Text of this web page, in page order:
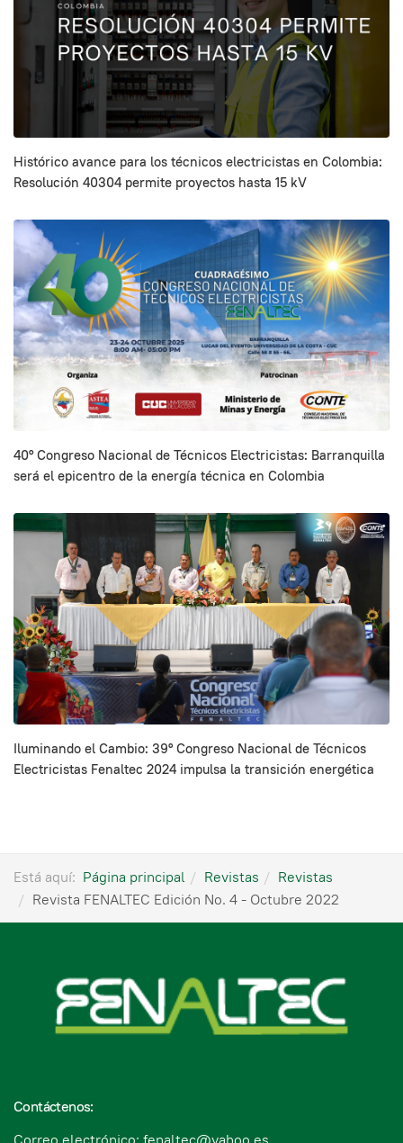
Histórico avance para los técnicos electricistas en Colombia:
Resolución 40304 permite proyectos hasta 15 kV
40° Congreso Nacional de Técnicos Electricistas: Barranquilla
será el epicentro de la energía técnica en Colombia
Iluminando el Cambio: 39º Congreso Nacional de Técnicos
Electricistas Fenaltec 2024 impulsa la transición energética
Está aquí: Página principal Revistas
Revistas
Revista FENALTEC Edición No. 4 - Octubre 2022
Contáctenos: